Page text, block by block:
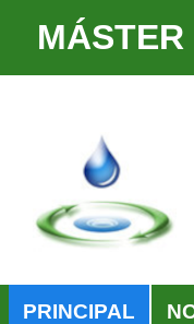
contenido.
Saltar
Búsqueda
Avanzada…
PRINCIPAL